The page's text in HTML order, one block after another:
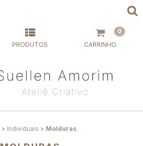
PRODUTOS CARRINHO
0
> Individuais > Molduras